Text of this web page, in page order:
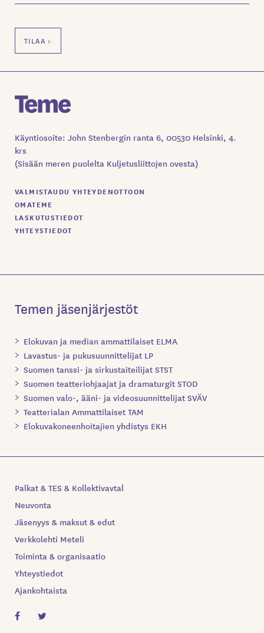
Käyntiosoite: John Stenbergin ranta 6, 00530 Helsinki, 4.
krs
(Sisään meren puolelta Kuljetusliittojen ovesta)
VALMISTAUDU YHTEYDENOTTOON
OMATEME
LASKUTUSTIEDOT
YHTEYSTIEDOT
Temen jäsenjärjestöt
Elokuvan ja median ammattilaiset ELMA
Lavastus- ja pukusuunnittelijat LP
Suomen tanssi- ja sirkustaiteilijat STST
Suomen teatteriohjaajat ja dramaturgit STOD
Suomen valo-, ääni- ja videosuunnittelijat SVÄV
Teatterialan Ammattilaiset TAM
Elokuvakoneenhoitajien yhdistys EKH
Palkat & TES & Kollektivavtal
Neuvonta
Jäsenyys & maksut & edut
Verkkolehti Meteli
Toiminta & organisaatio
Yhteystiedot
Ajankohtaista